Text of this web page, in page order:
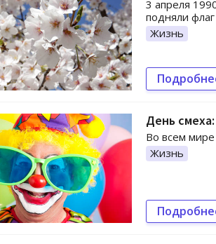
3 апреля
подняли
Жизнь
День
Во всем
Жизнь